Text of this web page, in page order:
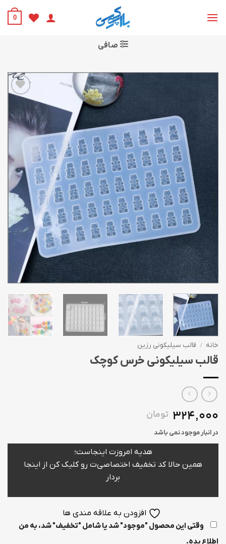
0
صافی
به
علاقه
مندی
ها
خانه / قالب سیلیکونی رزین
قالب سیلیکونی خرس کوچک
324,000 تومان
در انبار موجود نمی باشد
هدیه امروزت اینجاست؛
همین حالا کد تخفیف اختصاصی‌ت رو کلیک کن از اینجا
بردار
افزودن به علاقه مندی ها
وقتی این محصول "موجود" شد یا شامل "تخفیف" شد، به من
اطلاع بده.